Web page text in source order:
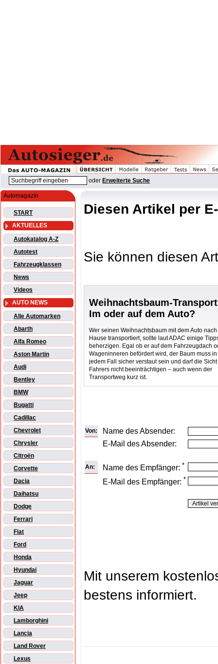
oder Erweiterte Suche
Automagazin
START
AKTUELLES
Autokatalog A-Z
Autotest
Fahrzeugklassen
News
Videos
AUTO NEWS
Alle Automarken
Abarth
Alfa Romeo
Aston Martin
Audi
Bentley
BMW
Bugatti
Cadillac
Chevrolet
Chrysler
Citroën
Corvette
Dacia
Daihatsu
Dodge
Ferrari
Fiat
Ford
Honda
Hyundai
Jaguar
Jeep
KIA
Lamborghini
Lancia
Land Rover
Lexus
Diesen Artikel per
Sie können diesen
Weihnachtsbaum-
Im oder auf dem Auto?
Wer seinen Weihnachtsbaum mit dem Auto nach
Hause transportiert, sollte laut ADAC einige
beherzigen. Egal ob er auf dem Fahrzeugdach
Wageninneren befördert wird, der Baum muss in
jedem Fall sicher verstaut sein und darf die
Fahrers nicht beeinträchtigen – auch wenn der
Transportweg kurz ist.
Von:
Name des Absender:
E-Mail des Absender:
An: Name des Empfänger: *
E-Mail des Empfänger: *
Mit unserem
bestens informiert.